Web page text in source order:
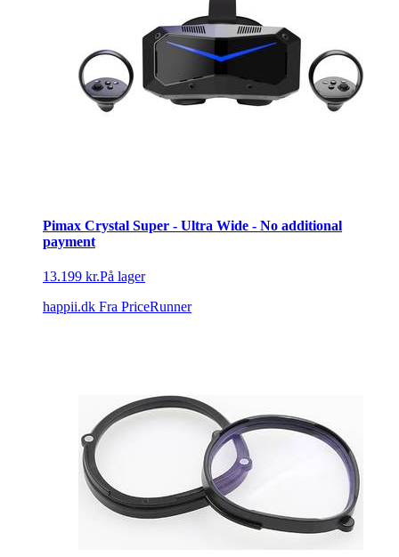
Pimax Crystal Super - Ultra Wide - No additional
payment
13.199 kr.På lager
happii.dk Fra PriceRunner